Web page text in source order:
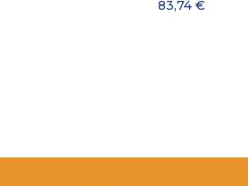
83,74 €